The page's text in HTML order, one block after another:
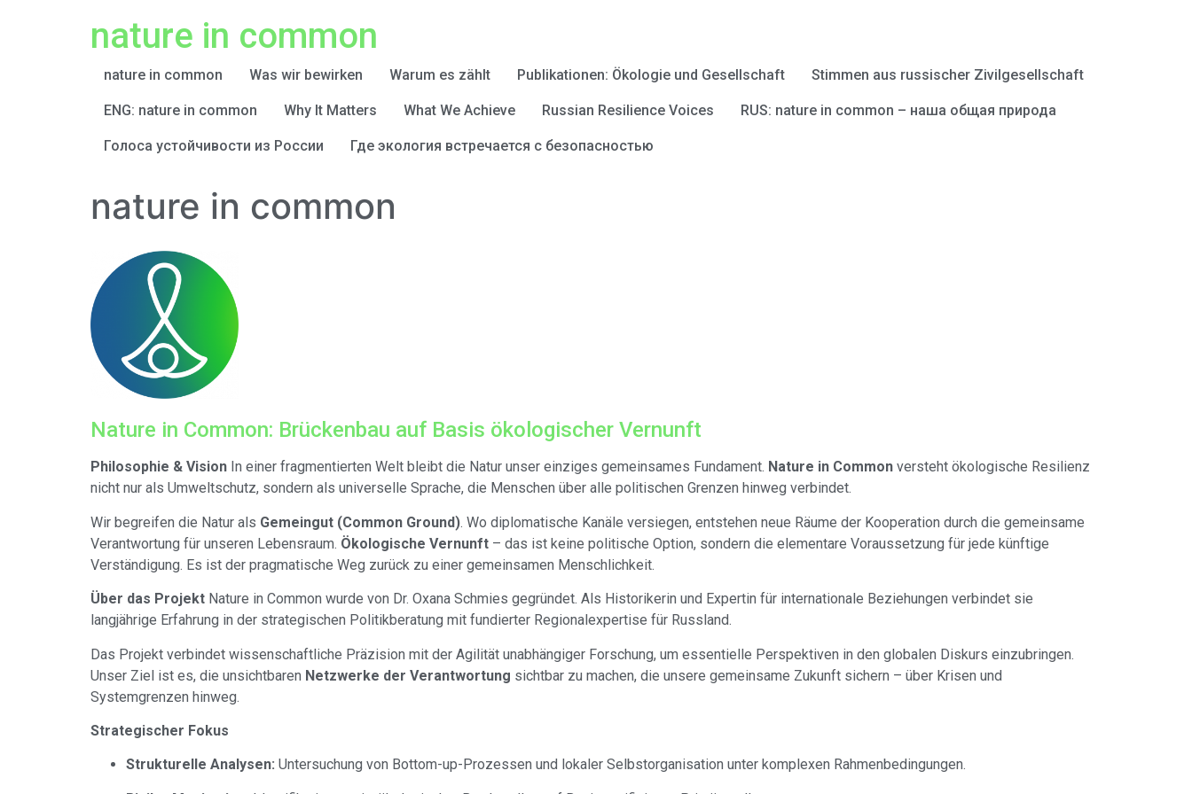
nature in common
nature in common Was wir bewirken Warum es zählt Publikationen: Ökologie und Gesellschaft Stimmen aus russischer Zivilgesellschaft
ENG: nature in common Why It Matters What We Achieve Russian Resilience Voices RUS: nature in common – наша общая природа
Голоса устойчивости из России Где экология встречается с безопасностью
nature in common
Nature in Common: Brückenbau auf Basis ökologischer Vernunft​
Philosophie & Vision In einer fragmentierten Welt bleibt die Natur unser einziges gemeinsames Fundament. Nature in Common versteht ökologische Resilienz
nicht nur als Umweltschutz, sondern als universelle Sprache, die Menschen über alle politischen Grenzen hinweg verbindet.
Wir begreifen die Natur als Gemeingut (Common Ground). Wo diplomatische Kanäle versiegen, entstehen neue Räume der Kooperation durch die gemeinsame
Verantwortung für unseren Lebensraum. Ökologische Vernunft – das ist keine politische Option, sondern die elementare Voraussetzung für jede künftige
Verständigung. Es ist der pragmatische Weg zurück zu einer gemeinsamen Menschlichkeit.
Über das Projekt Nature in Common wurde von Dr. Oxana Schmies gegründet. Als Historikerin und Expertin für internationale Beziehungen verbindet sie
langjährige Erfahrung in der strategischen Politikberatung mit fundierter Regionalexpertise für Russland.
Das Projekt verbindet wissenschaftliche Präzision mit der Agilität unabhängiger Forschung, um essentielle Perspektiven in den globalen Diskurs einzubringen.
Unser Ziel ist es, die unsichtbaren Netzwerke der Verantwortung sichtbar zu machen, die unsere gemeinsame Zukunft sichern – über Krisen und
Systemgrenzen hinweg.
Strategischer Fokus
Strukturelle Analysen: Untersuchung von Bottom-up-Prozessen und lokaler Selbstorganisation unter komplexen Rahmenbedingungen.